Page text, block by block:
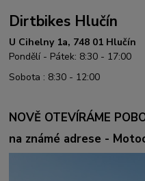
Dirtbikes Hlučín
U Cihelny 1a, 748 01 Hlučín
Pondělí - Pátek: 8:30 - 17:00
Sobota : 8:30 - 12:00
NOVĚ OTEVÍRÁME
na známé adrese -